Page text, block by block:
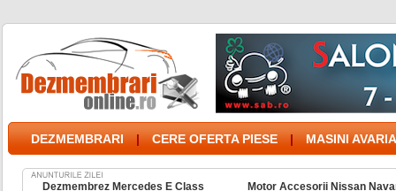
DEZMEMBRARI | CERE OFERTA PIESE | MASINI
E Class
Motor Accesorii Nissan Navara
Stop / Lampa